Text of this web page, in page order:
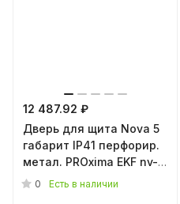
12 487.92 ₽
Дверь для щита Nova 5
габарит IP41 перфорир.
метал. PROxima EKF nv-
door-pm-5
0 Есть в наличии